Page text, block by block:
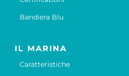
Bandiera Blu
IL MARINA
Caratteristiche